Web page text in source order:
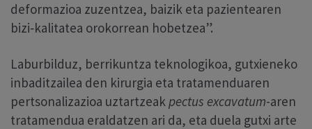
deformazioa zuzentzea, baizik eta pazientearen
bizi‑kalitatea orokorrean hobetzea”.
Laburbilduz, berrikuntza teknologikoa, gutxieneko
inbaditzailea den kirurgia eta tratamenduaren
pertsonalizazioa uztartzeakpectus excavatum-aren
tratamendua eraldatzen ari da, eta duela gutxi arte